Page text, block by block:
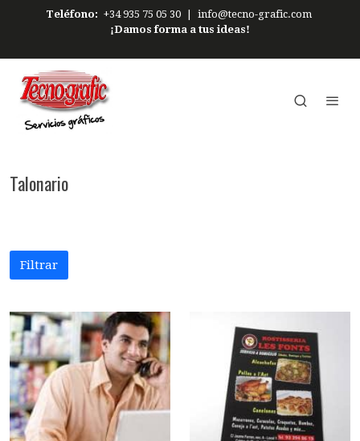
Teléfono: +34 935 75 05 30
info@tecno-grafic.com
¡Damos forma a tus ideas!
Talonario
Filtrar